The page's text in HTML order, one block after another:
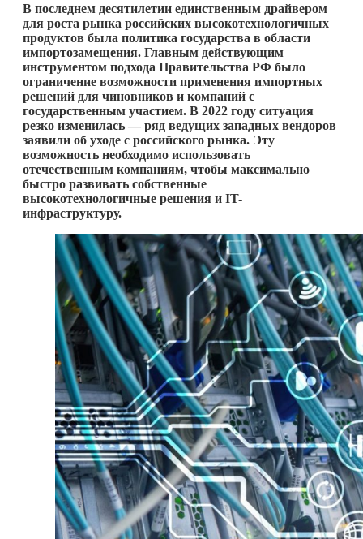
В последнем десятилетии единственным драйвером
для роста рынка российских высокотехнологичных
продуктов была политика государства в области
импортозамещения. Главным действующим
инструментом подхода Правительства РФ было
ограничение возможности применения импортных
решений для чиновников и компаний с
государственным участием. В 2022 году ситуация
резко изменилась — ряд ведущих западных вендоров
заявили об уходе с российского рынка. Эту
возможность необходимо использовать
отечественным компаниям, чтобы максимально
быстро развивать собственные
высокотехнологичные решения и IT-
инфраструктуру.